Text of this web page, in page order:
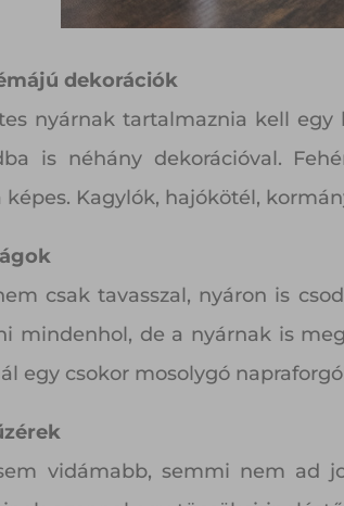
dekorációk
nyárnak tartalmaznia kell egy
is néhány dekorációval.
képes. Kagylók, hajókötél,
csak tavasszal, nyáron is
mindenhol, de a nyárnak is
egy csokor mosolygó
vidámabb, semmi nem ad